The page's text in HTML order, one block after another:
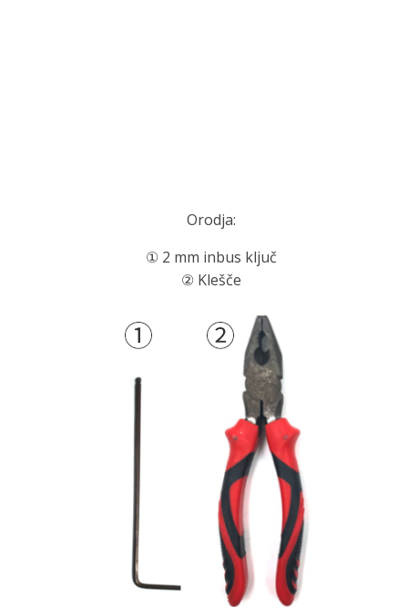
Orodja:
① 2 mm inbus ključ
② Klešče